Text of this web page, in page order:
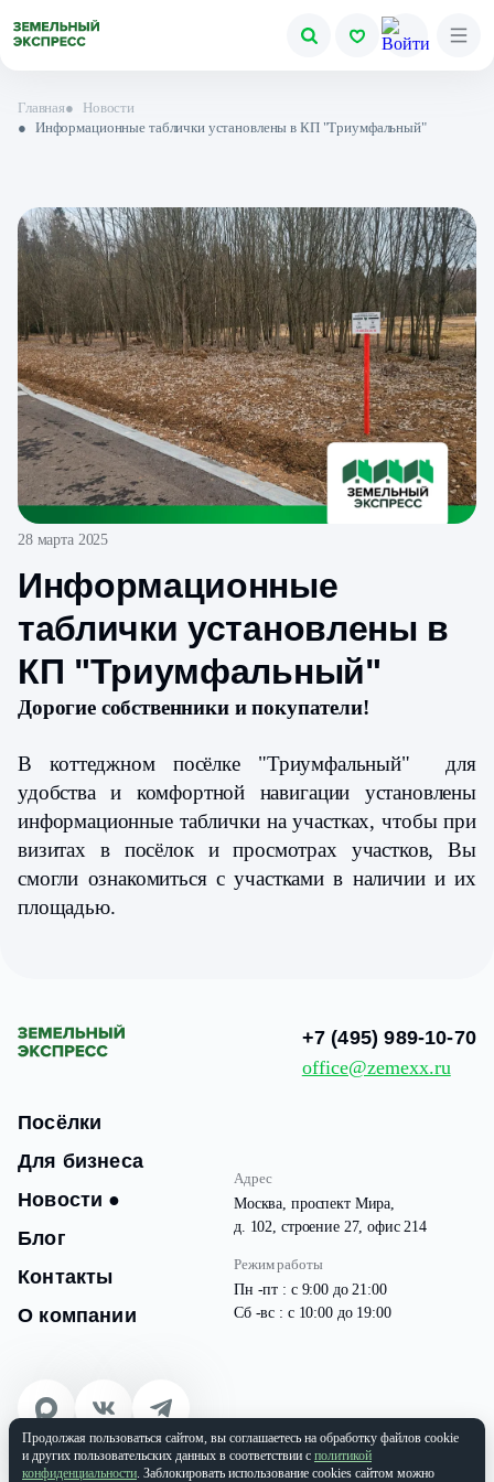
Главная●
Новости
● Информационные таблички установлены в КП "Триумфальный"
28 марта 2025
Информационные
таблички установлены в
КП "Триумфальный"
Дорогие собственники и покупатели!
В коттеджном посёлке "Триумфальный" для
удобства и комфортной навигации установлены
информационные таблички на участках, чтобы при
визитах в посёлок и просмотрах участков, Вы
смогли ознакомиться с участками в наличии и их
площадью.
Посёлки
Для бизнеса
Новости ●
Блог
Контакты
О компании
Адрес
Москва, проспект Мира,
д. 102, строение 27, офис 214
Режим работы
Пн -пт : с 9:00 до 21:00
Сб -вс : с 10:00 до 19:00
+7 (495) 989-10-70
office@zemexx.ru
© 2026 Все права защищены
ООО «ЗЕМЭКС» ИНН: 9701087133 | ОГРН: 1177746937565
Продолжая пользоваться сайтом, вы соглашаетесь на обработку файлов cookie
и других пользовательских данных в соответствии с политикой
конфиденциальности. Заблокировать использование cookies сайтом можно